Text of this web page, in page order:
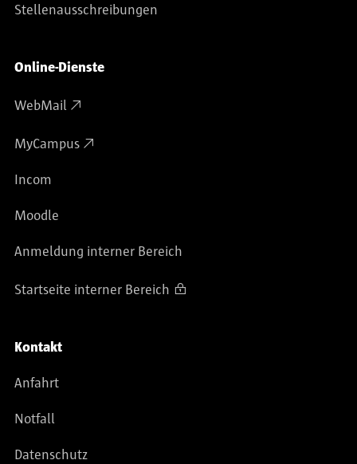
Stellenausschreibungen
Online-Dienste
WebMail
MyCampus
Incom
Moodle
Anmeldung interner Bereich
Startseite interner Bereich
Kontakt
Anfahrt
Notfall
Datenschutz